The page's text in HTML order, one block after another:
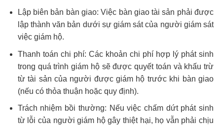
Lập biên bản bàn giao: Việc bàn giao tài sản phải được
lập thành văn bản dưới sự giám sát của người giám sát
việc giám hộ.
Thanh toán chi phí: Các khoản chi phí hợp lý phát sinh
trong quá trình giám hộ sẽ được quyết toán và khấu trừ
từ tài sản của người được giám hộ trước khi bàn giao
(nếu có thỏa thuận hoặc quy định).
Trách nhiệm bồi thường: Nếu việc chấm dứt phát sinh
từ lỗi của người giám hộ gây thiệt hại, họ vẫn phải chịu